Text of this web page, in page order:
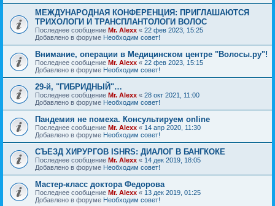
МЕЖДУНАРОДНАЯ КОНФЕРЕНЦИЯ: ПРИГЛАШАЮТСЯ
ТРИХОЛОГИ И ТРАНСПЛАНТОЛОГИ ВОЛОС
Последнее сообщение Mr. Alexx « 22 фев 2023, 15:25
Добавлено в форуме Необходим совет!
Внимание, операции в Медицинском центре "Волосы.ру"!
Последнее сообщение Mr. Alexx « 22 фев 2023, 15:15
Добавлено в форуме Необходим совет!
29-й, "ГИБРИДНЫЙ"…
Последнее сообщение Mr. Alexx « 28 окт 2021, 11:00
Добавлено в форуме Необходим совет!
Пандемия не помеха. Консультируем online
Последнее сообщение Mr. Alexx « 14 апр 2020, 11:30
Добавлено в форуме Необходим совет!
СЪЕЗД ХИРУРГОВ ISHRS: ДИАЛОГ В БАНГКОКЕ
Последнее сообщение Mr. Alexx « 14 дек 2019, 18:05
Добавлено в форуме Необходим совет!
Мастер-класс доктора Федорова
Последнее сообщение Mr. Alexx « 13 дек 2019, 01:25
Добавлено в форуме Необходим совет!